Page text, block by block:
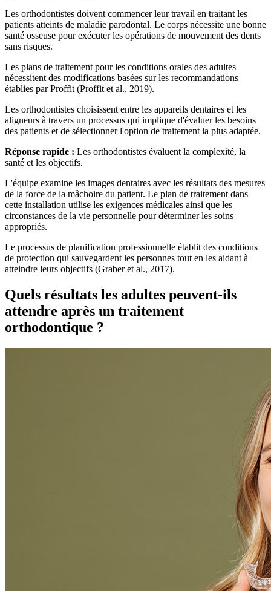
Les orthodontistes doivent commencer leur travail en traitant les
patients atteints de maladie parodontal. Le corps nécessite une bonne
santé osseuse pour exécuter les opérations de mouvement des dents
sans risques.
Les plans de traitement pour les conditions orales des adultes
nécessitent des modifications basées sur les recommandations
établies par Proffit (Proffit et al., 2019).
Les orthodontistes choisissent entre les appareils dentaires et les
aligneurs à travers un processus qui implique d'évaluer les besoins
des patients et de sélectionner l'option de traitement la plus adaptée.
Réponse rapide : Les orthodontistes évaluent la complexité, la
santé et les objectifs.
L'équipe examine les images dentaires avec les résultats des mesures
de la force de la mâchoire du patient. Le plan de traitement dans
cette installation utilise les exigences médicales ainsi que les
circonstances de la vie personnelle pour déterminer les soins
appropriés.
Le processus de planification professionnelle établit des conditions
de protection qui sauvegardent les personnes tout en les aidant à
atteindre leurs objectifs (Graber et al., 2017).
Quels résultats les adultes peuvent-ils
attendre après un traitement
orthodontique ?